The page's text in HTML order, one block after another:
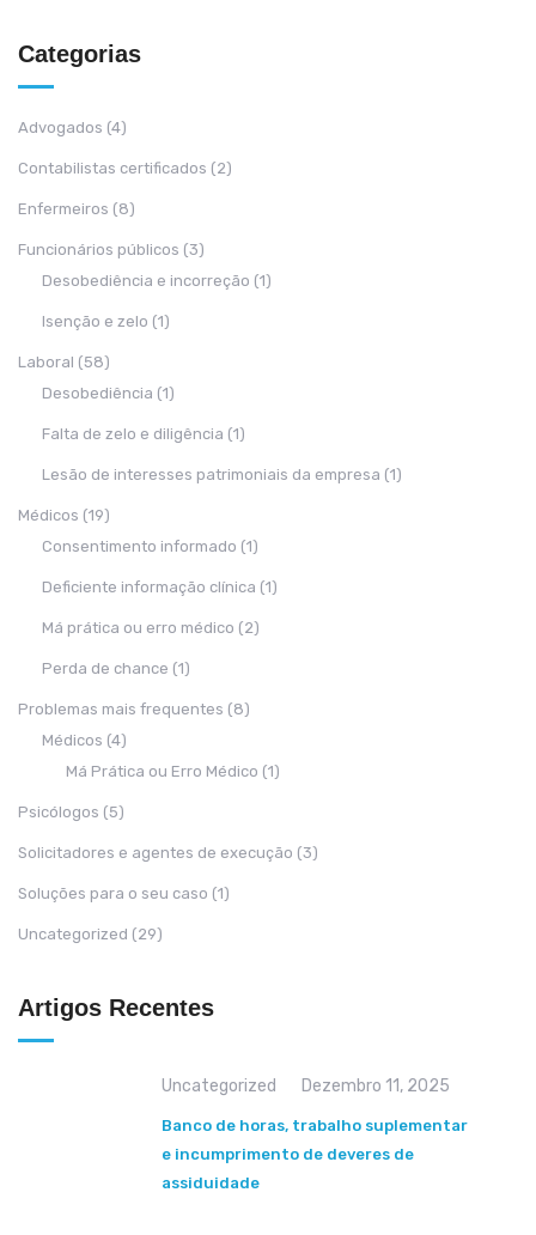
Categorias
Advogados (4)
Contabilistas certificados (2)
Enfermeiros (8)
Funcionários públicos (3)
Desobediência e incorreção (1)
Isenção e zelo (1)
Laboral (58)
Desobediência (1)
Falta de zelo e diligência (1)
Lesão de interesses patrimoniais da empresa (1)
Médicos (19)
Consentimento informado (1)
Deficiente informação clínica (1)
Má prática ou erro médico (2)
Perda de chance (1)
Problemas mais frequentes (8)
Médicos (4)
Má Prática ou Erro Médico (1)
Psicólogos (5)
Solicitadores e agentes de execução (3)
Soluções para o seu caso (1)
Uncategorized (29)
Artigos Recentes
Uncategorized Dezembro 11, 2025
Banco de horas, trabalho suplementar
e incumprimento de deveres de
assiduidade